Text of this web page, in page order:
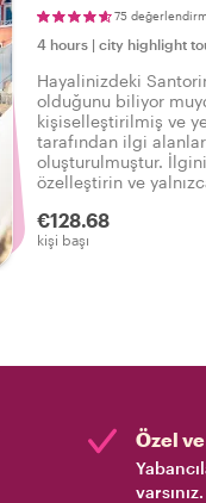
75
4 hours | city highlight
Hayalinizdeki
olduğunu biliyor
kişiselleştirilmiş ve
tarafından ilgi
oluşturulmuştur.
özelleştirin ve
istekleriniz bizim için
€128.68
kişi başı
Özel